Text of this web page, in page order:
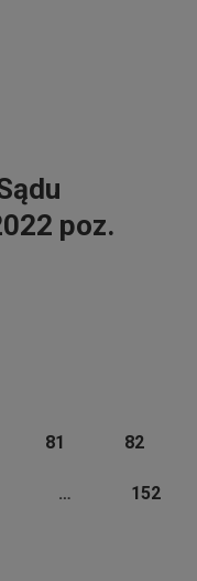
poz.
81 82
… 152